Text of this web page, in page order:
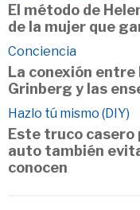
El método de
de la mujer que
Conciencia
La conexión
Grinberg y las
Hazlo tú mismo (DIY)
Este truco casero
auto también
conocen